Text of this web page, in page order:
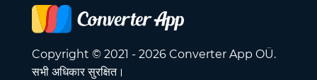
Copyright © 2021 - 2026 Converter App OÜ.
सभी अधिकार सुरक्षित।